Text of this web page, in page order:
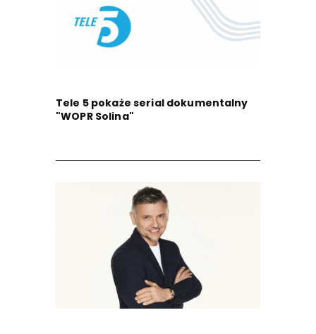
Tele 5 pokaże serial dokumentalny
"WOPR Solina"